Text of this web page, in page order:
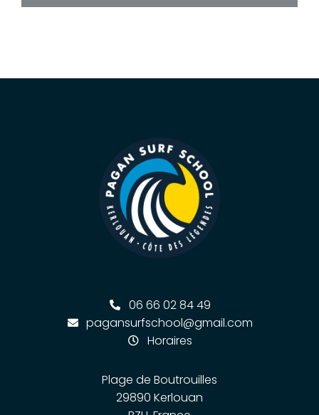
06 66 02 84 49
pagansurfschool@gmail.com
Horaires
Plage de Boutrouilles
29890 Kerlouan